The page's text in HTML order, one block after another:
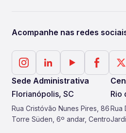
Acompanhe nas redes
Sede Administrativa
Florianópolis, SC
Rua Cristóvão Nunes Pires, 86
Torre Süden, 6º andar, Centro
Rio
Rua